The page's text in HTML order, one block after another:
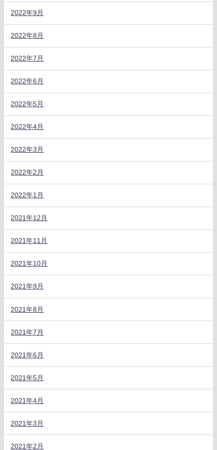
2022年9月
2022年8月
2022年7月
2022年6月
2022年5月
2022年4月
2022年3月
2022年2月
2022年1月
2021年12月
2021年11月
2021年10月
2021年9月
2021年8月
2021年7月
2021年6月
2021年5月
2021年4月
2021年3月
2021年2月